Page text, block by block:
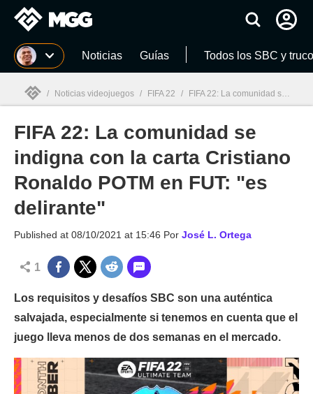
MGG Noticias Guías Todos los SBC y
MGG
/ Noticias videojuegos / FIFA 22 / FIFA 22: La comunidad se indigna con la carta Cristiano Ronaldo POTM en FUT: "es delirante"
FIFA 22: La comunidad se
indigna con la carta Cristiano
Ronaldo POTM en FUT: "es
delirante"
Published at 08/10/2021 at 15:46 Por José L. Ortega
1
Los requisitos y desafíos SBC son una auténtica
salvajada, especialmente si tenemos en cuenta que el
juego lleva menos de dos semanas en el mercado.